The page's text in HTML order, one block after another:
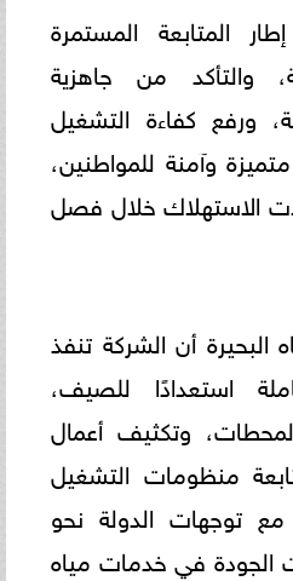
المتابعة المستمرة
والتأكد من جاهزية
ورفع كفاءة التشغيل
وآمنة للمواطنين،
الاستهلاك خلال فصل
أن الشركة تنفذ
استعدادًا للصيف،
وتكثيف أعمال
منظومات التشغيل
توجهات الدولة نحو
الجودة في خدمات مياه